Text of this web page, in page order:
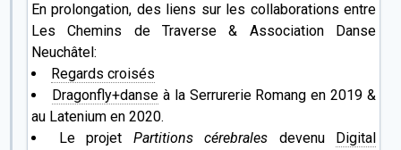
En prolongation, des liens sur les collaborations entre
Les Chemins de Traverse & Association Danse
Neuchâtel:
Regards croisés
Dragonfly+danseà la Serrurerie Romang en 2019 &
au Latenium en 2020.
Le projet Partitions cérebrales devenu
Digital